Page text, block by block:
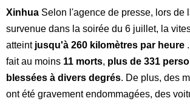
Xinhua Selon l'agence de presse, lors de
survenue dans la soirée du 6 juillet, la
atteint jusqu'à 260 kilomètres par heure
fait au moins 11 morts, plus de 331
blessées à divers degrés. De plus, des
ont été gravement endommagées, des